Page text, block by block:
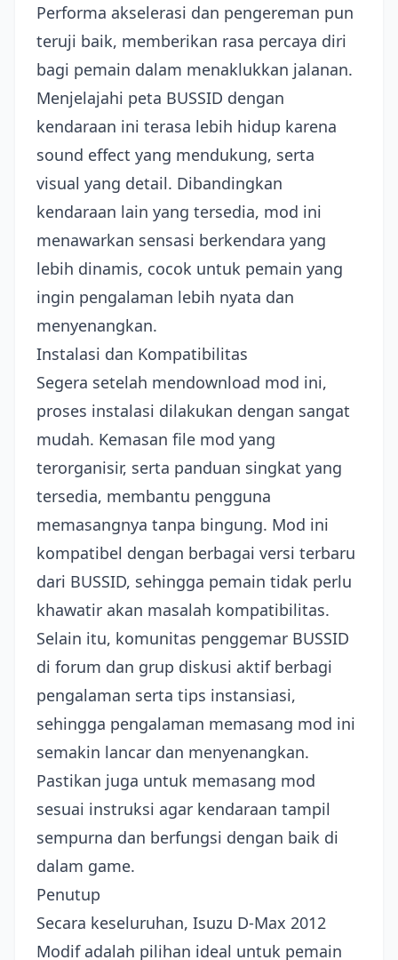
Performa akselerasi dan pengereman pun
teruji baik, memberikan rasa percaya diri
bagi pemain dalam menaklukkan jalanan.
Menjelajahi peta BUSSID dengan
kendaraan ini terasa lebih hidup karena
sound effect yang mendukung, serta
visual yang detail. Dibandingkan
kendaraan lain yang tersedia, mod ini
menawarkan sensasi berkendara yang
lebih dinamis, cocok untuk pemain yang
ingin pengalaman lebih nyata dan
menyenangkan.
Instalasi dan Kompatibilitas
Segera setelah mendownload mod ini,
proses instalasi dilakukan dengan sangat
mudah. Kemasan file mod yang
terorganisir, serta panduan singkat yang
tersedia, membantu pengguna
memasangnya tanpa bingung. Mod ini
kompatibel dengan berbagai versi terbaru
dari BUSSID, sehingga pemain tidak perlu
khawatir akan masalah kompatibilitas.
Selain itu, komunitas penggemar BUSSID
di forum dan grup diskusi aktif berbagi
pengalaman serta tips instansiasi,
sehingga pengalaman memasang mod ini
semakin lancar dan menyenangkan.
Pastikan juga untuk memasang mod
sesuai instruksi agar kendaraan tampil
sempurna dan berfungsi dengan baik di
dalam game.
Penutup
Secara keseluruhan, Isuzu D-Max 2012
Modif adalah pilihan ideal untuk pemain